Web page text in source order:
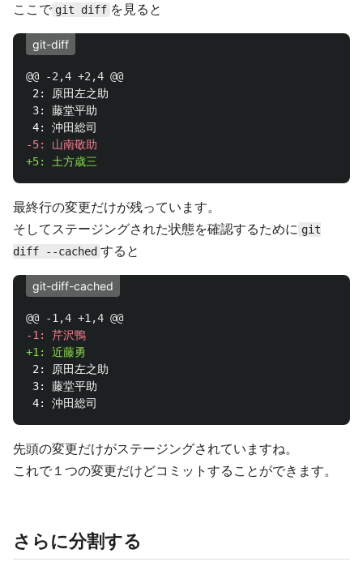
ここで git diff を見ると
git-diff
@@ -2,4 +2,4 @@
2: 原田左之助
3: 藤堂平助
最終行の変更だけが残っています。
そしてステージングされた状態を確認するために git
diff --cached すると
git-diff-cached
@@ -1,4 +1,4 @@
2: 原田左之助
3: 藤堂平助
先頭の変更だけがステージングされていますね。
これで１つの変更だけどコミットすることができます。
さらに分割する